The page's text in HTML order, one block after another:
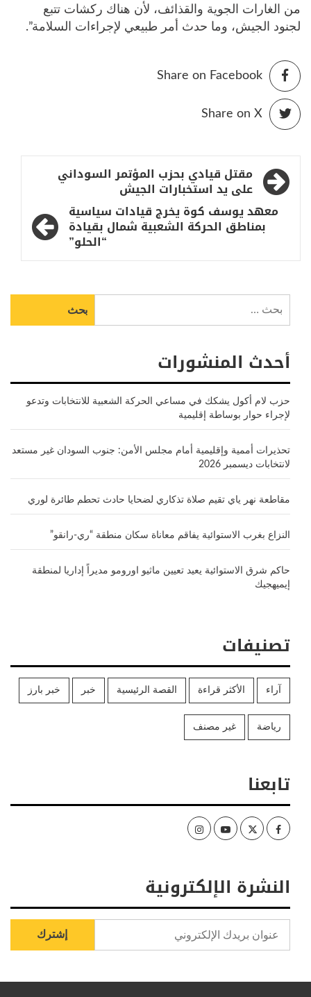
من الغارات الجوية والقذائف، لأن هناك ركشات تتبع
لجنود الجيش، وما حدث أمر طبيعي لإجراءات السلامة”.
Share on Facebook
Share on X
تصفّح
المقالات
مقتل قيادي بحزب المؤتمر السوداني
على يد استخبارات الجيش
معهد يوسف كوة يخرج قيادات سياسية
بمناطق الحركة الشعبية شمال بقيادة
“الحلو”
عن:
أحدث المنشورات
حزب لام أكول يشكك في مساعي الحركة الشعبية للانتخابات وتدعو
لإجراء حوار بوساطة إقليمية
تحذيرات أممية وإقليمية أمام مجلس الأمن: جنوب السودان غير مستعد
لانتخابات ديسمبر 2026
مقاطعة نهر ياي تقيم صلاة تذكاري لضحايا حادث تحطم طائرة لوري
النزاع بغرب الاستوائية يفاقم معاناة سكان منطقة “ري-رانقو”
حاكم شرق الاستوائية يعيد تعيين ماثيو اورومو مديراً إداريا لمنطقة
إيميهجيك
تصنيفات
آراء الأكثر قراءة القصة الرئيسية خبر خبر بارز
رياضة غير مصنف
تابعنا
Facebook
Twitter
Youtube
Instagram
النشرة الإلكترونية